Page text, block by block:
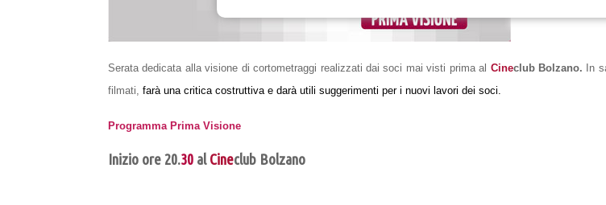
Serata dedicata alla visione di cortometraggi realizzati dai soci mai visti prima al Cineclub Bolzano. In
filmati, farà una critica costruttiva e darà utili suggerimenti per i nuovi lavori dei soci.
Programma Prima Visione
Inizio ore 20.30alCineclub Bolzano